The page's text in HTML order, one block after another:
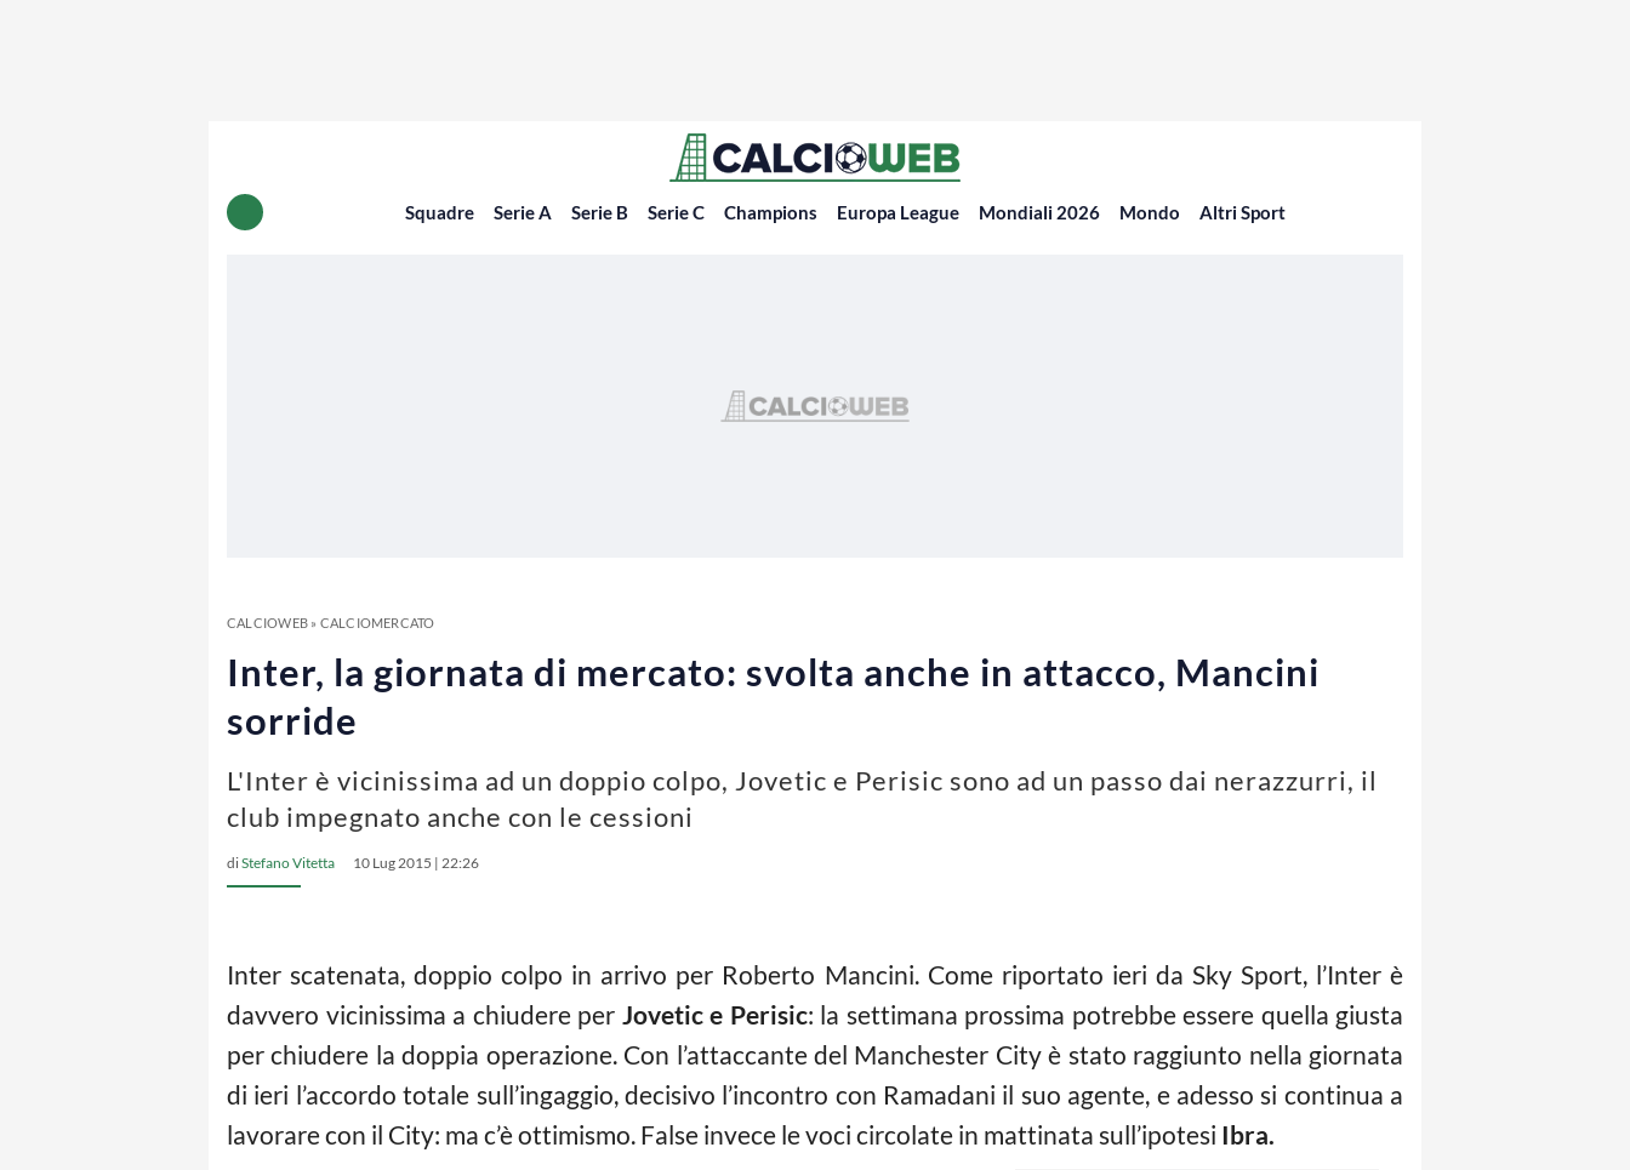
Squadre Serie A Serie B Serie C Champions Europa League Mondiali 2026 Mondo Altri Sport
CALCIOWEB» CALCIOMERCATO
Inter, la giornata di mercato: svolta anche in attacco, Mancini
sorride
L'Inter è vicinissima ad un doppio colpo, Jovetic e Perisic sono ad un passo dai nerazzurri, il
club impegnato anche con le cessioni
diStefano Vitetta 10 Lug 2015 | 22:26
Inter scatenata, doppio colpo in arrivo per Roberto Mancini. Come riportato ieri da Sky Sport, l’Inter è
davvero vicinissima a chiudere per Jovetic e Perisic: la settimana prossima potrebbe essere quella giusta
per chiudere la doppia operazione. Con l’attaccante del Manchester City è stato raggiunto nella giornata
di ieri l’accordo totale sull’ingaggio, decisivo l’incontro con Ramadani il suo agente, e adesso si continua a
lavorare con il City: ma c’è ottimismo. False invece le voci circolate in mattinata sull’ipotesi Ibra.